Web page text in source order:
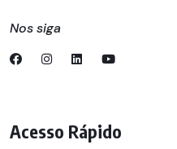
Nos siga
Acesso Rápido